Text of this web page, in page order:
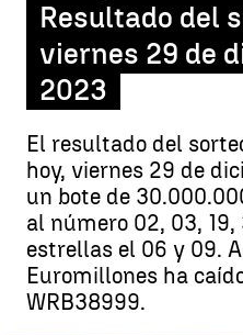
Resultado del
viernes 29 de
2023
El resultado del
hoy, viernes 29 de
un bote de
al número 02, 03, 19,
estrellas el 06 y 09.
Euromillones ha
WRB38999.